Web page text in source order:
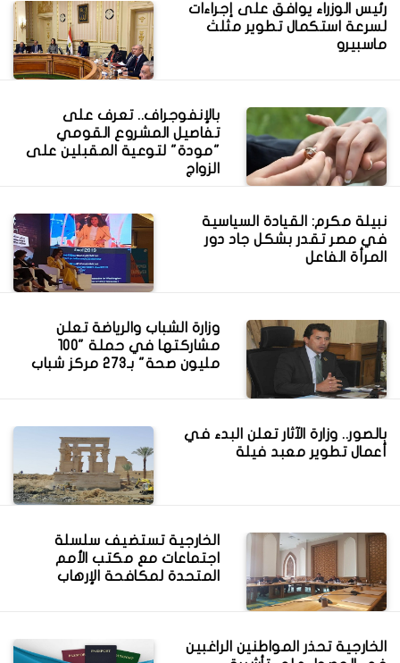
رئيس الوزراء يوافق على إجراءات
لسرعة استكمال تطوير مثلث
ماسبيرو
بالإنفوجراف.. تعرف على
تفاصيل المشروع القومي
"مودة" لتوعية المقبلين على
الزواج
نبيلة مكرم: القيادة السياسية
في مصر تقدر بشكل جاد دور
المرأة الفاعل
وزارة الشباب والرياضة تعلن
مشاركتها في حملة "100
مليون صحة" بـ273 مركز شباب
بالصور.. وزارة الآثار تعلن البدء في
أعمال تطوير معبد فيلة
الخارجية تستضيف سلسلة
اجتماعات مع مكتب الأمم
المتحدة لمكافحة الإرهاب
الخارجية تحذر المواطنين الراغبين